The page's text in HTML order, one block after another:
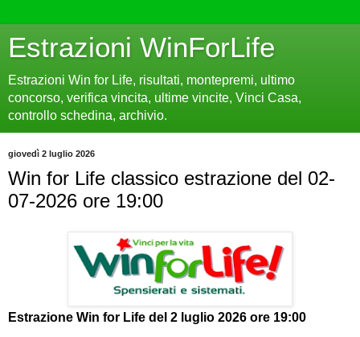
Estrazioni WinForLife
Estrazioni Win for Life, risultati, montepremi, ultimo
concorso, verifica vincita, ultime vincite, Vinci Casa,
controllo schedina, archivio.
giovedì 2 luglio 2026
Win for Life classico estrazione del 02-
07-2026 ore 19:00
Estrazione Win for Life del 2 luglio 2026 ore 19:00